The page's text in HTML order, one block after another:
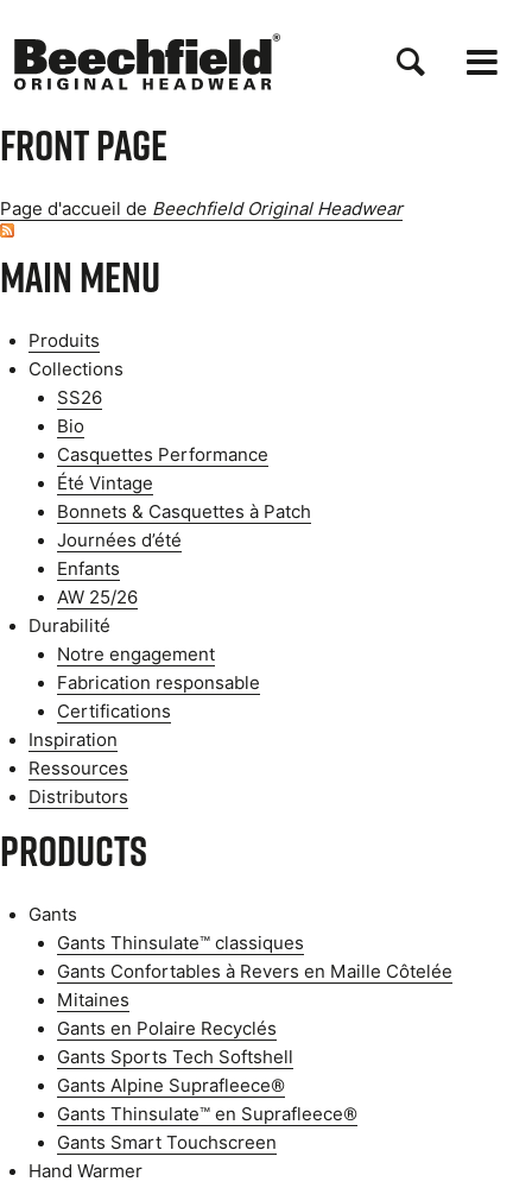
au
contenu
Front page
Page d'accueil de Beechfield Original Headwear
Main menu
Produits
Collections
SS26
Bio
Casquettes Performance
Été Vintage
Bonnets & Casquettes à Patch
Journées d’été
Enfants
AW 25/26
Durabilité
Notre engagement
Fabrication responsable
Certifications
Inspiration
Ressources
Distributors
Products
Gants
Gants Thinsulate™ classiques
Gants Confortables à Revers en Maille Côtelée
Mitaines
Gants en Polaire Recyclés
Gants Sports Tech Softshell
Gants Alpine Suprafleece®
Gants Thinsulate™ en Suprafleece®
Gants Smart Touchscreen
Hand Warmer